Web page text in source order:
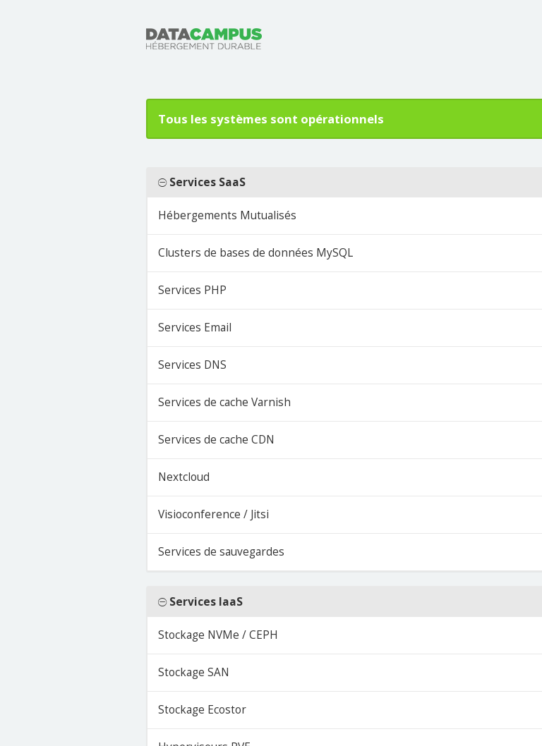
Tous les systèmes sont opérationnels
Services SaaS
Hébergements Mutualisés
Clusters de bases de données MySQL
Services PHP
Services Email
Services DNS
Services de cache Varnish
Services de cache CDN
Nextcloud
Visioconference / Jitsi
Services de sauvegardes
Services IaaS
Stockage NVMe / CEPH
Stockage SAN
Stockage Ecostor